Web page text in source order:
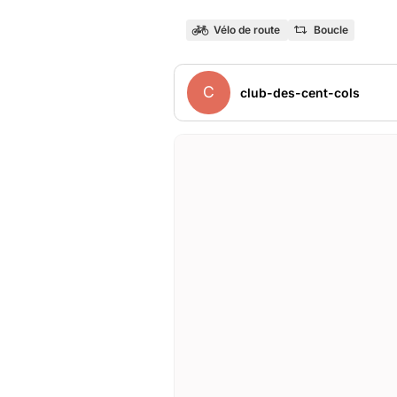
Vélo de route Boucle
C club-des-cent-cols